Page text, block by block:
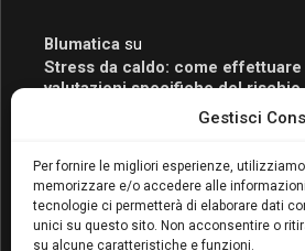
Gestisci
Per fornire le migliori esperienze,
memorizzare e/o accedere alle
tecnologie ci permetterà di elaborare dati
unici su questo sito. Non acconsentire o
su alcune caratteristiche e funzioni.
Blumaticasu
Stress da caldo: come effettuare
valutazioni specifiche del rischio
attivo anche in Campania: scopri
Blumatica da 80 Ore per abilitarti!
Blumaticasu
Coordinatore della Sicurezza: